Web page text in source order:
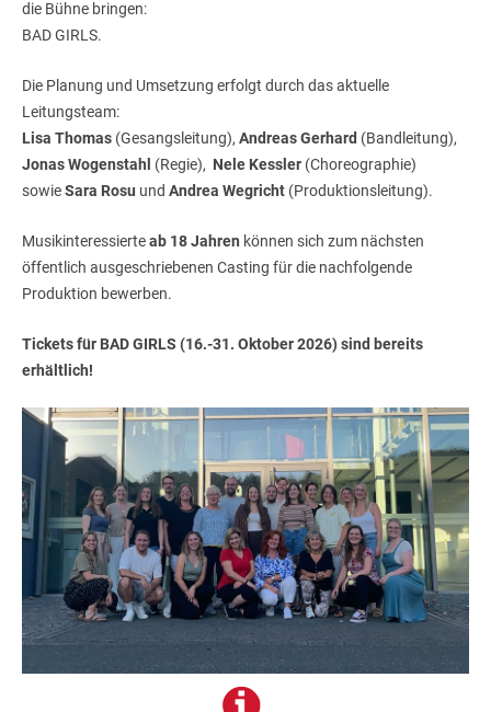
die Bühne bringen:
BAD GIRLS.
Die Planung und Umsetzung erfolgt durch das aktuelle
Leitungsteam:
Lisa Thomas(Gesangsleitung), Andreas Gerhard (Bandleitung),
Jonas Wogenstahl (Regie), Nele Kessler(Choreographie)
sowieSara Rosu und Andrea Wegricht(Produktionsleitung).
Musikinteressierteab 18 Jahren können sich zum nächsten
öffentlich ausgeschriebenen Casting für die nachfolgende
Produktion bewerben.
Tickets für BAD GIRLS (16.-31. Oktober 2026) sind bereits
erhältlich!